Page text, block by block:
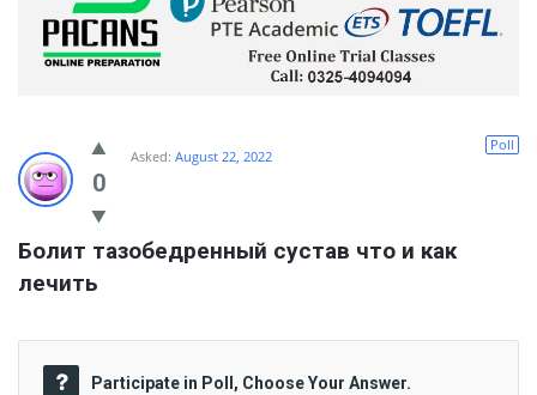
0
Poll
Asked: August 22, 2022
Болит тазобедренный сустав что и как
лечить
Participate in Poll, Choose Your Answer.